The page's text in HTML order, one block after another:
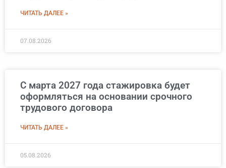
ЧИТАТЬ ДАЛЕЕ »
07.08.2026
С марта 2027 года стажировка будет
оформляться на основании срочного
трудового договора
ЧИТАТЬ ДАЛЕЕ »
05.08.2026